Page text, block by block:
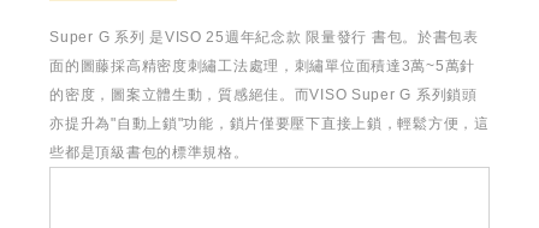
Super G 系列 是VISO 25週年紀念款 限量發行 書包。於書包表
面的圖藤採高精密度刺繡工法處理，刺繡單位面積達3萬~5萬針
的密度，圖案立體生動，質感絕佳。而VISO Super G 系列鎖頭
亦提升為"自動上鎖"功能，鎖片僅要壓下直接上鎖，輕鬆方便，這
些都是頂級書包的標準規格。